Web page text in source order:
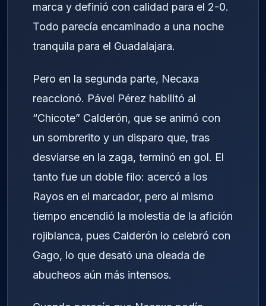
marca y definió con calidad para el 2-0.
Todo parecía encaminado a una noche
tranquila para el Guadalajara.
Pero en la segunda parte, Necaxa
reaccionó. Pável Pérez habilitó al
“Chicote” Calderón, que se animó con
un sombrerito y un disparo que, tras
desviarse en la zaga, terminó en gol. El
tanto fue un doble filo: acercó a los
Rayos en el marcador, pero al mismo
tiempo encendió la molestia de la afición
rojiblanca, pues Calderón lo celebró con
Gago, lo que desató una oleada de
abucheos aún más intensos.